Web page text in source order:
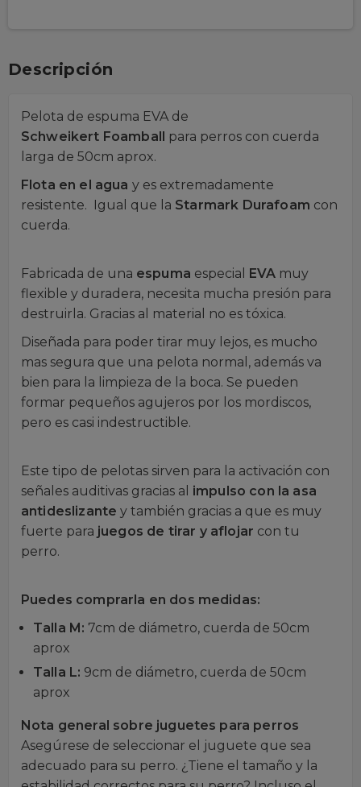
Descripción
Pelota de espuma EVA de
Schweikert Foamball
para perros con cuerda
larga de 50cm aprox.
Flota en el agua y es extremadamente
resistente. Igual que la Starmark Durafoam con
cuerda.
Fabricada de una espuma especial EVA muy
flexible y duradera, necesita mucha presión para
destruirla. Gracias al material no es tóxica.
Diseñada para poder tirar muy lejos, es mucho
mas segura que una pelota normal, además va
bien para la limpieza de la boca. Se pueden
formar pequeños agujeros por los mordiscos,
pero es casi indestructible.
Este tipo de pelotas sirven para la activación con
señales auditivas gracias al impulso con la asa
antideslizante y también gracias a que es muy
fuerte para juegos de tirar y aflojar con tu
perro.
Puedes comprarla en dos medidas:
Talla M: 7cm de diámetro, cuerda de 50cm
aprox
Talla L: 9cm de diámetro, cuerda de 50cm
aprox
Nota general sobre juguetes para perros
Asegúrese de seleccionar el juguete que sea
adecuado para su perro. ¿Tiene el tamaño y la